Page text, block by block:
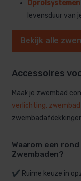
Oprolsystemen:
levensduur van
Bekijk alle
Accessoires
Maak je zwembad
verlichting,
Waarom een
Zwembaden?
✔️ Ruime keuze in